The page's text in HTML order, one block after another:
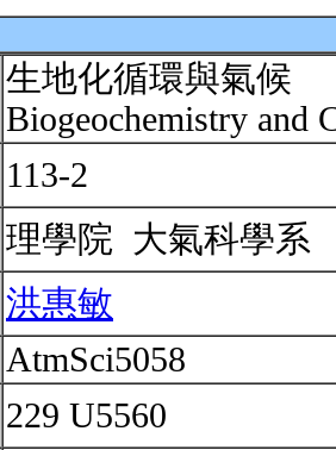
生地化循環與氣候
Biogeochemistry and
113-2
理學院 大氣科學系
洪惠敏
AtmSci5058
229 U5560